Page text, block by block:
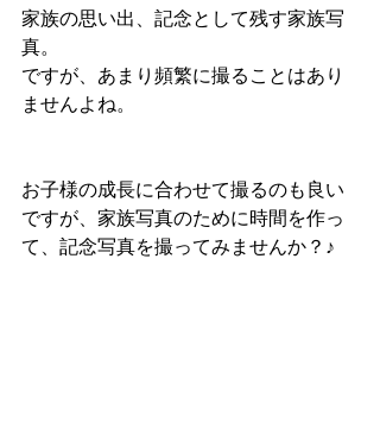
家族の思い出、記念として残す家族写
真。
ですが、あまり頻繁に撮ることはあり
ませんよね。
お子様の成長に合わせて撮るのも良い
ですが、家族写真のために時間を作っ
て、記念写真を撮ってみませんか？♪